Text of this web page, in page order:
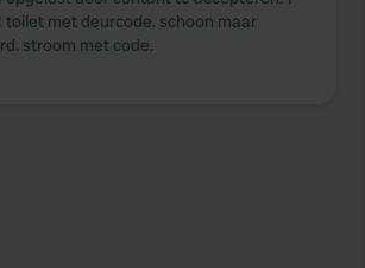
toilet met deurcode. schoon maar
stroom met code.